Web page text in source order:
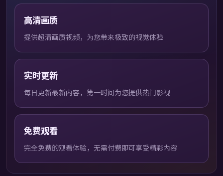
高清画质
提供超清画质视频，为您带来极致的视觉体验
实时更新
每日更新最新内容，第一时间为您提供热门影视
免费观看
完全免费的观看体验，无需付费即可享受精彩内容